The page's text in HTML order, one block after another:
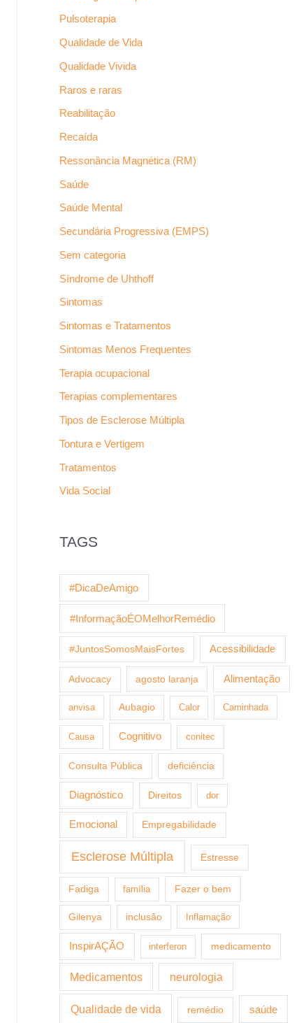
Pulsoterapia
Qualidade de Vida
Qualidade Vivida
Raros e raras
Reabilitação
Recaída
Ressonância Magnética (RM)
Saúde
Saúde Mental
Secundária Progressiva (EMPS)
Sem categoria
Síndrome de Uhthoff
Sintomas
Sintomas e Tratamentos
Sintomas Menos Frequentes
Terapia ocupacional
Terapias complementares
Tipos de Esclerose Múltipla
Tontura e Vertigem
Tratamentos
Vida Social
TAGS
#DicaDeAmigo
#InformaçãoÉOMelhorRemédio
#JuntosSomosMaisFortes Acessibilidade
Advocacy agosto laranja Alimentação
anvisa Aubagio Calor Caminhada
Causa Cognitivo conitec
Consulta Pública deficiência
Diagnóstico Direitos dor
Emocional Empregabilidade
Esclerose Múltipla Estresse
Fadiga família Fazer o bem
Gilenya inclusão Inflamação
InspirAÇÃO interferon medicamento
Medicamentos neurologia
Qualidade de vida remédio saúde